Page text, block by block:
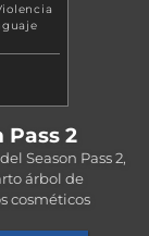
Pass 2
Season Pass 2,
árbol de
cosméticos